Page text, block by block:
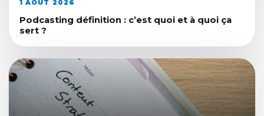
1 AOÛT 2026
Podcasting définition : c’est quoi et à quoi ça
sert ?